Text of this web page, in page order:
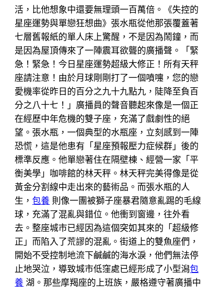
活，比他想象中還要無理頭一百萬倍。《失控的
星座運勢與單戀狂想曲》張水瓶從他那張覆蓋著
七層舊報紙的單人床上驚醒，不是因為鬧鐘，而
是因為屋頂傳來了一陣震耳欲聾的廣播聲。「緊
急！緊急！今日星座運勢超級大修正！所有天秤
座請注意！由於月球剛剛打了一個噴嚏，您的戀
愛機率從昨日的百分之九十九點九，陡降至負百
分之八十七！」廣播員的聲音聽起來像是一個正
在經歷中年危機的雙子座，充滿了戲劇性的絕
望。張水瓶，一個典型的水瓶座，立刻感到一陣
恐慌，這是他患有「星座預報壓力症候群」後的
標準反應。他單戀著住在隔壁棟、經營一家「平
衡美學」咖啡館的林天秤。林天秤完美得像是從
黃金分割線中走出來的藝術品。而張水瓶的人
生，包養 則像一團被獅子座暴君隨意亂踢的毛線
球，充滿了混亂與錯位。他衝到窗邊，往外看
去。整座城市已經因為這個突如其來的「超級修
正」而陷入了荒謬的混亂。街道上的雙魚座們，
開始不受控制地流下鹹鹹的海水淚，他們無法停
止地哭泣，導致城市低窪處已經形成了小型潟包
養 湖。那些摩羯座的上班族，嚴格遵守著廣播中